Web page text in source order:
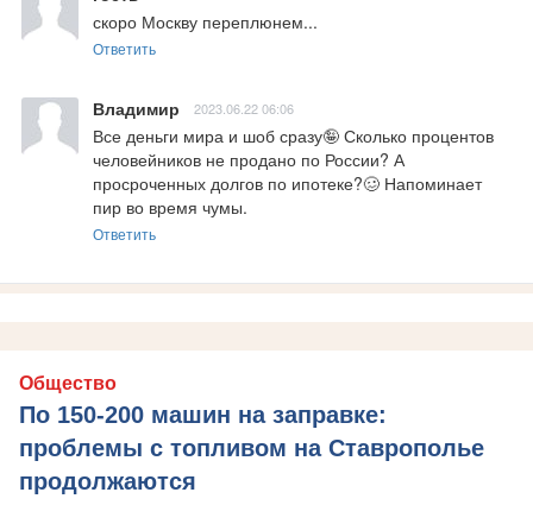
скоро Москву переплюнем...
Ответить
Владимир 2023.06.22 06:06
Все деньги мира и шоб сразу🤪 Сколько процентов
человейников не продано по России? А
просроченных долгов по ипотеке?🥴 Напоминает
пир во время чумы.
Ответить
Общество
По 150-200 машин на заправке:
проблемы с топливом на Ставрополье
продолжаются